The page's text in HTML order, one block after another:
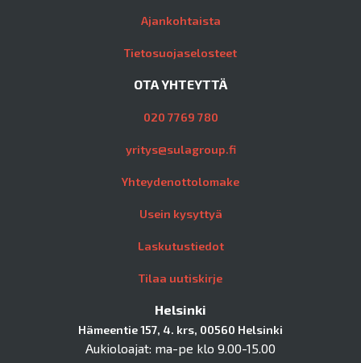
Ajankohtaista
Tietosuojaselosteet
OTA YHTEYTTÄ
020 7769 780
yritys@sulagroup.fi
Yhteydenottolomake
Usein kysyttyä
Laskutustiedot
Tilaa uutiskirje
Helsinki
Hämeentie 157, 4. krs, 00560 Helsinki
Aukioloajat: ma-pe klo 9.00-15.00